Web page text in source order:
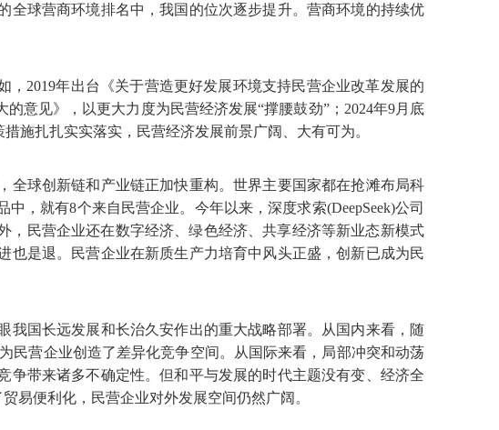
全球营商环境排名中，我国的位次逐步提升。营商环境的持续优
2019年出台《关于营造更好发展环境支持民营企业改革发展的
意见》，以更大力度为民营经济发展“撑腰鼓劲”；2024年9月底
施扎扎实实落实，民营经济发展前景广阔、大有可为。
球创新链和产业链正加快重构。世界主要国家都在抢滩布局科
，就有8个来自民营企业。今年以来，深度求索(DeepSeek)公司
民营企业还在数字经济、绿色经济、共享经济等新业态新模式
是退。民营企业在新质生产力培育中风头正盛，创新已成为民
国长远发展和长治久安作出的重大战略部署。从国内来看，随
民营企业创造了差异化竞争空间。从国际来看，局部冲突和动荡
带来诸多不确定性。但和平与发展的时代主题没有变、经济全
易便利化，民营企业对外发展空间仍然广阔。